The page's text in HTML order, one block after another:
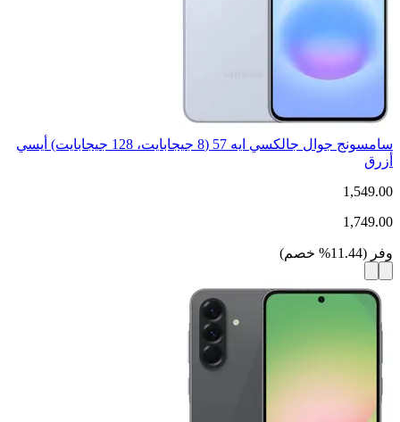
سامسونج جوال جالكسي ايه 57 (8 جيجابايت، 128 جيجابايت) أيسي
أزرق
1,549.00
1,749.00
وفر (
11.44
% خصم)